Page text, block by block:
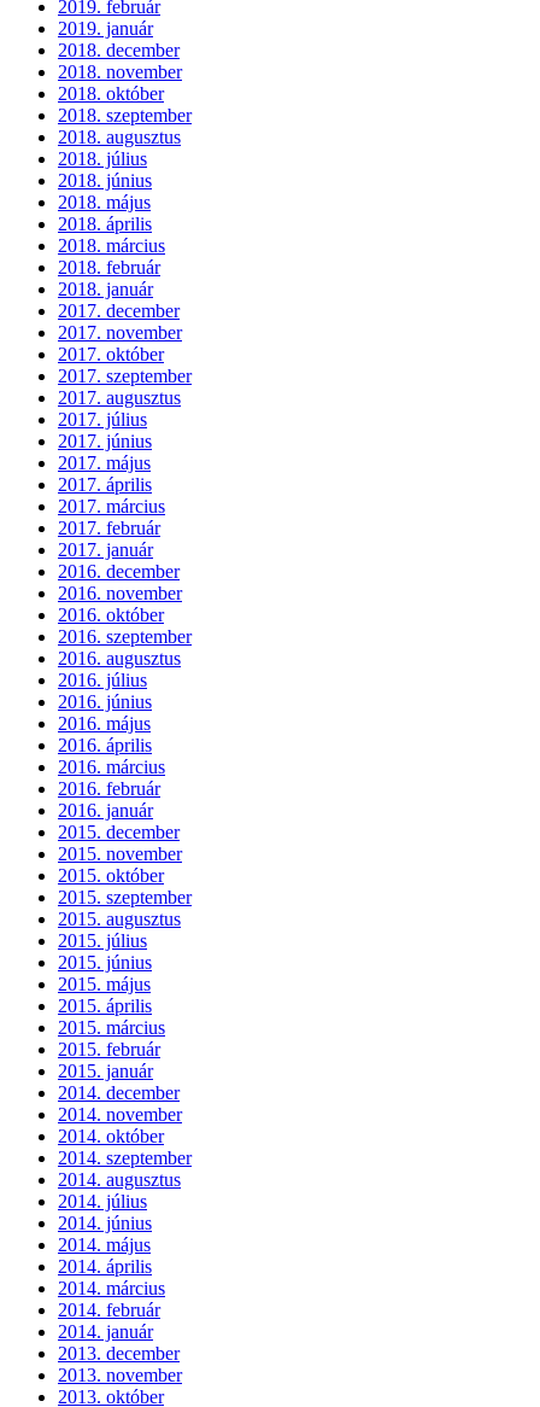
2019. február
2019. január
2018. december
2018. november
2018. október
2018. szeptember
2018. augusztus
2018. július
2018. június
2018. május
2018. április
2018. március
2018. február
2018. január
2017. december
2017. november
2017. október
2017. szeptember
2017. augusztus
2017. július
2017. június
2017. május
2017. április
2017. március
2017. február
2017. január
2016. december
2016. november
2016. október
2016. szeptember
2016. augusztus
2016. július
2016. június
2016. május
2016. április
2016. március
2016. február
2016. január
2015. december
2015. november
2015. október
2015. szeptember
2015. augusztus
2015. július
2015. június
2015. május
2015. április
2015. március
2015. február
2015. január
2014. december
2014. november
2014. október
2014. szeptember
2014. augusztus
2014. július
2014. június
2014. május
2014. április
2014. március
2014. február
2014. január
2013. december
2013. november
2013. október